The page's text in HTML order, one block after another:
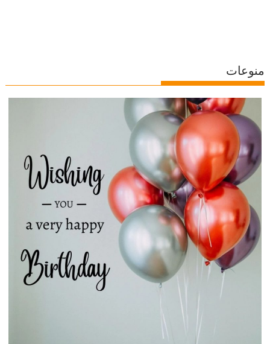
منوعات